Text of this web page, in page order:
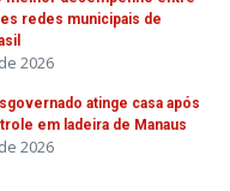
redes municipais de
2026
atinge casa após
em ladeira de Manaus
2026